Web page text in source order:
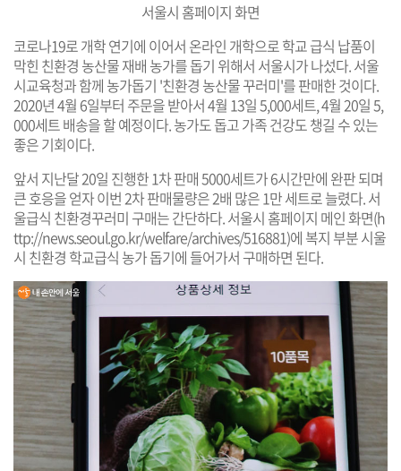
서울시 홈페이지 화면
코로나19로 개학 연기에 이어서 온라인 개학으로 학교 급식 납품이
막힌 친환경 농산물 재배 농가를 돕기 위해서 서울시가 나섰다. 서울
시교육청과 함께 농가돕기 '친환경 농산물 꾸러미'를 판매한 것이다.
2020년 4월 6일부터 주문을 받아서 4월 13일 5,000세트, 4월 20일 5,
000세트 배송을 할 예정이다. 농가도 돕고 가족 건강도 챙길 수 있는
좋은 기회이다.
앞서 지난달 20일 진행한 1차 판매 5000세트가 6시간만에 완판 되며
큰 호응을 얻자 이번 2차 판매물량은 2배 많은 1만 세트로 늘렸다. 서
울급식 친환경꾸러미 구매는 간단하다. 서울시 홈페이지 메인 화면(h
ttp://news.seoul.go.kr/welfare/archives/516881)에 복지 부분 시울
시 친환경 학교급식 농가 돕기에 들어가서 구매하면 된다.